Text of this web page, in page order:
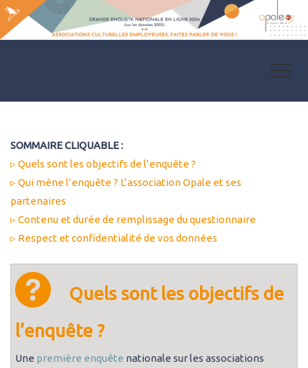
SOMMAIRE CLIQUABLE :
▹Quels sont les objectifs de l’enquête ?
▹Qui mène l’enquête ? L’association Opale et ses
partenaires
▹Contenu et durée de remplissage du questionnaire
▹ Respect et confidentialité de vos données
Quels sont les objectifs de
l’enquête ?
Une première enquête nationale sur les associations